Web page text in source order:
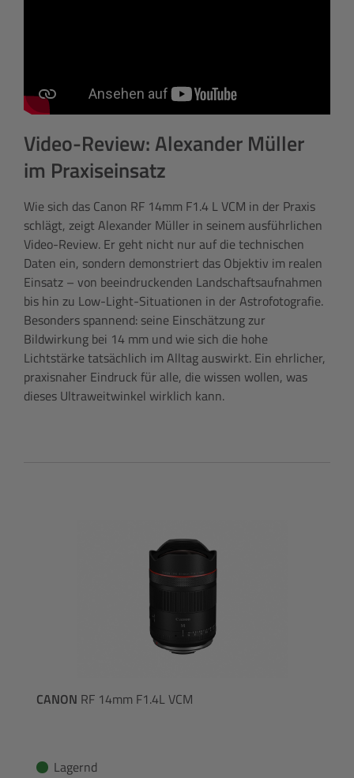
Video-Review: Alexander Müller
im Praxiseinsatz
Wie sich das Canon RF 14mm F1.4 L VCM in der Praxis
schlägt, zeigt Alexander Müller in seinem ausführlichen
Video-Review. Er geht nicht nur auf die technischen
Daten ein, sondern demonstriert das Objektiv im realen
Einsatz – von beeindruckenden Landschaftsaufnahmen
bis hin zu Low-Light-Situationen in der Astrofotografie.
Besonders spannend: seine Einschätzung zur
Bildwirkung bei 14 mm und wie sich die hohe
Lichtstärke tatsächlich im Alltag auswirkt. Ein ehrlicher,
praxisnaher Eindruck für alle, die wissen wollen, was
dieses Ultraweitwinkel wirklich kann.
CANON RF 14mm F1.4L VCM
Lagernd